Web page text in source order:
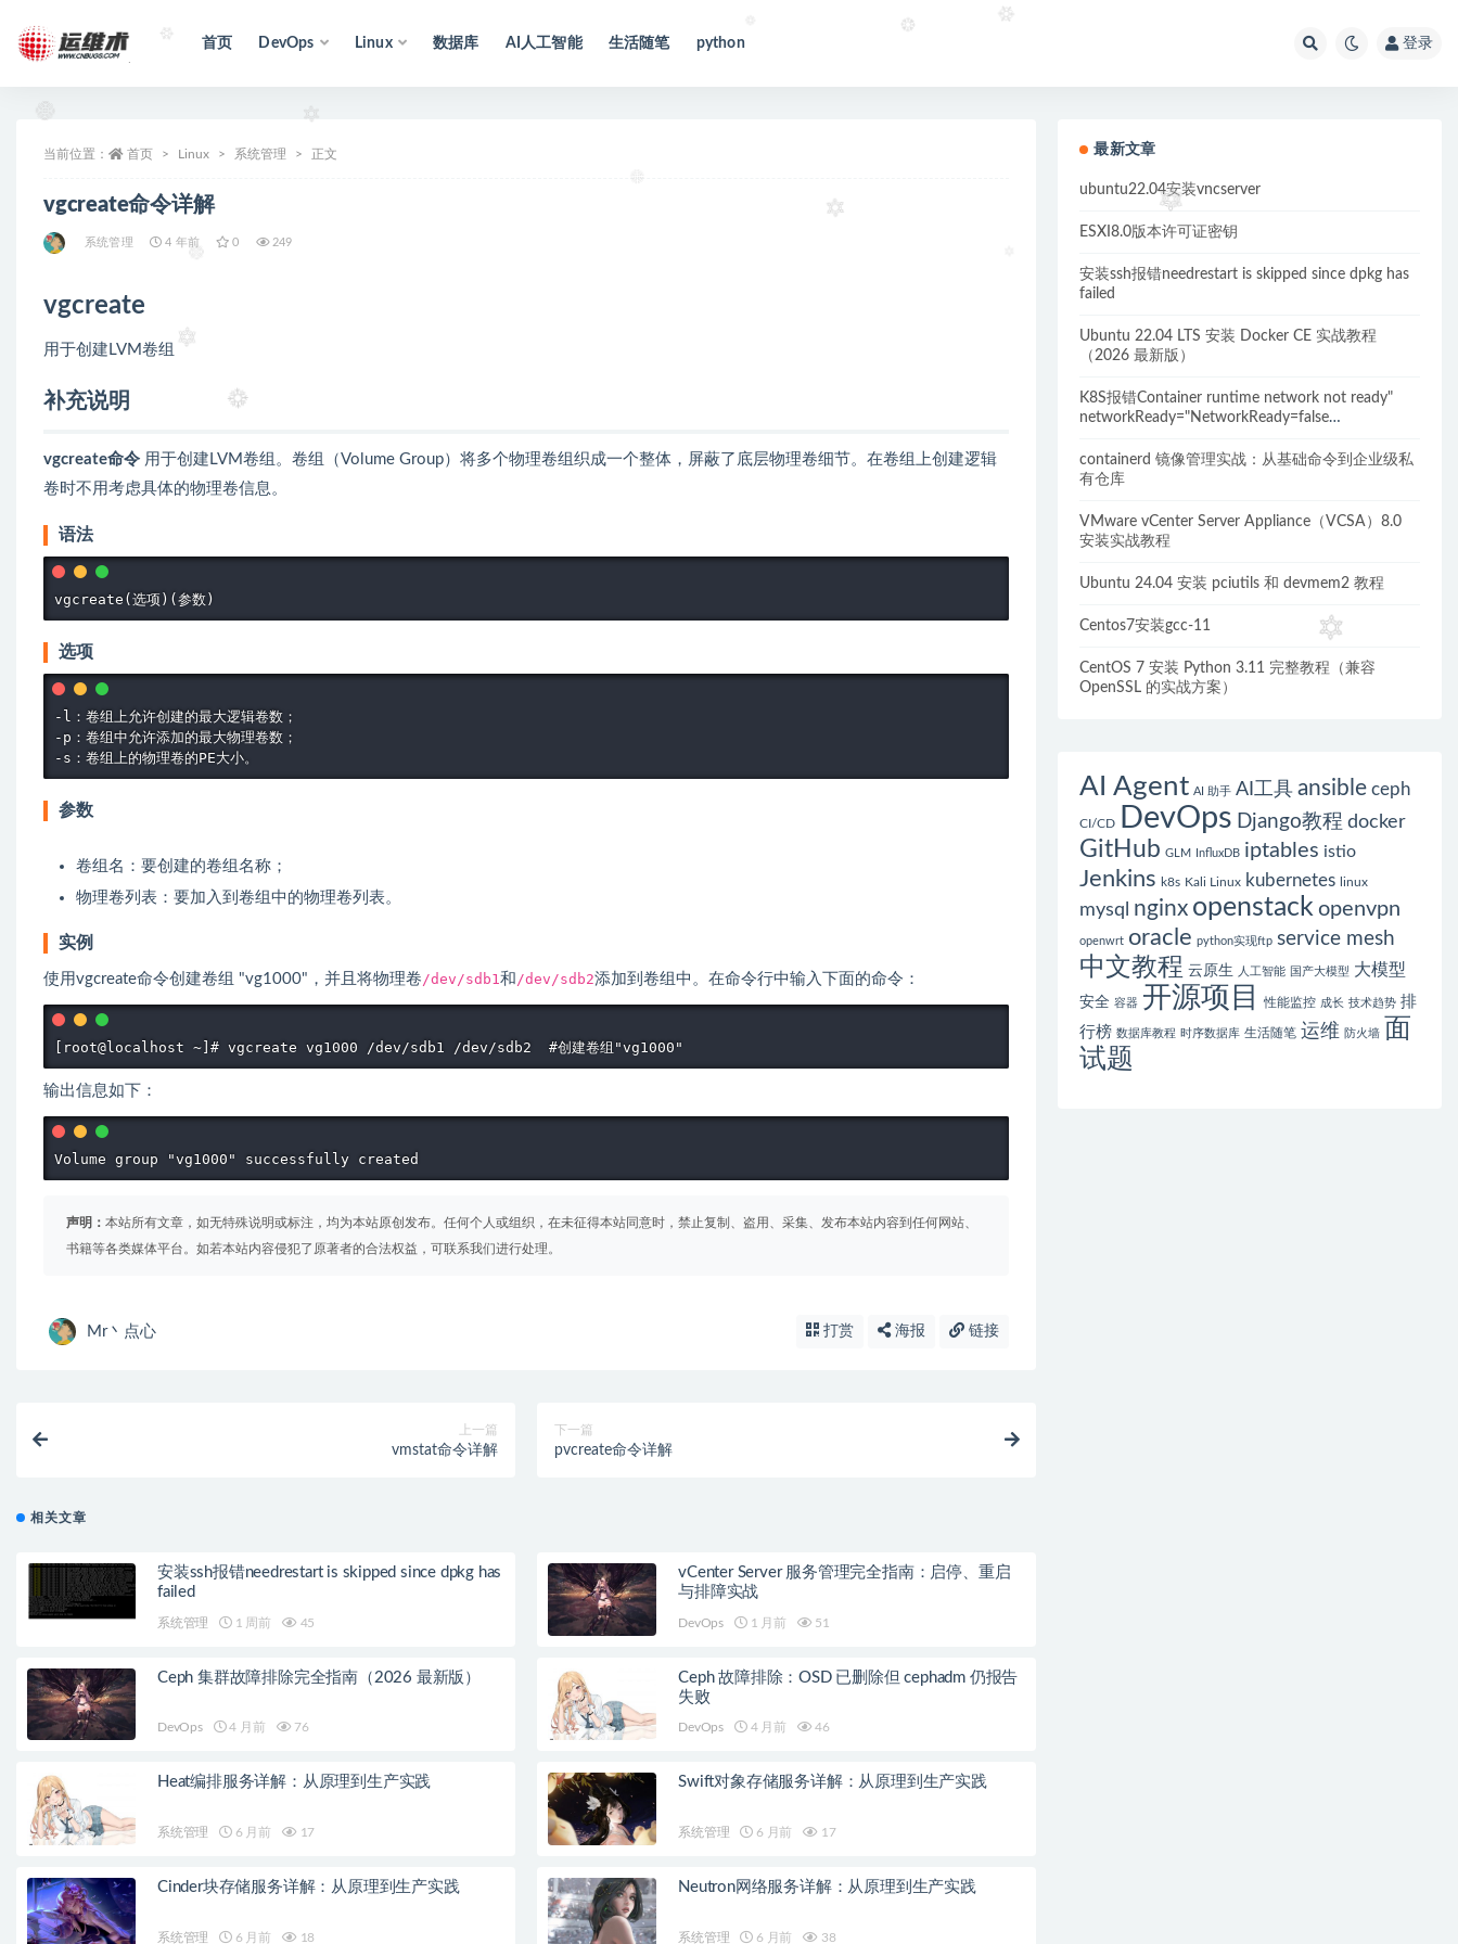
首页 DevOps Linux 数据库 AI人工智能 生活随笔 python 登录
当前位置： 首页 Linux 系统管理 正文
vgcreate命令详解
系统管理 4 年前 0 249
vgcreate
用于创建LVM卷组
补充说明
vgcreate命令 用于创建LVM卷组。卷组（Volume Group）将多个物理卷组织成一个整体，屏蔽了底层物理卷细节。在卷组上创建逻辑
卷时不用考虑具体的物理卷信息。
语法
选项
-l：卷组上允许创建的最大逻辑卷数；
-p：卷组中允许添加的最大物理卷数；
参数
卷组名：要创建的卷组名称；
物理卷列表：要加入到卷组中的物理卷列表。
实例
使用vgcreate命令创建卷组 "vg1000"，并且将物理卷/dev/sdb1和 /dev/sdb2添加到卷组中。在命令行中输入下面的命令：
输出信息如下：
Volume group "vg1000" successfully created
声明： 本站所有文章，如无特殊说明或标注，均为本站原创发布。任何个人或组织，在未征得本站同意时，禁止复制、盗用、采集、发布本站内容到任何网站、
书籍等各类媒体平台。如若本站内容侵犯了原著者的合法权益，可联系我们进行处理。
Mr丶点心 打赏 海报 链接
上一篇
vmstat命令详解
下一篇
pvcreate命令详解
相关文章
安装ssh报错needrestart is skipped since dpkg has
failed
系统管理 1 周前 45
vCenter Server 服务管理完全指南：启停、重启
与排障实战
DevOps 1 月前 51
Ceph 集群故障排除完全指南（2026 最新版）
DevOps 4 月前 76
Ceph 故障排除：OSD 已删除但 cephadm 仍报告
失败
DevOps 4 月前 46
Heat编排服务详解：从原理到生产实践
系统管理 6 月前 17
Swift对象存储服务详解：从原理到生产实践
系统管理 6 月前 17
Cinder块存储服务详解：从原理到生产实践
系统管理 6 月前 18
Neutron网络服务详解：从原理到生产实践
系统管理 6 月前 38
最新文章
ubuntu22.04安装vncserver
ESXI8.0版本许可证密钥
安装ssh报错needrestart is skipped since dpkg has
failed
Ubuntu 22.04 LTS 安装 Docker CE 实战教程
（2026 最新版）
K8S报错Container runtime network not ready"
networkReady="NetworkReady=false
containerd 镜像管理实战：从基础命令到企业级私
有仓库
VMware vCenter Server Appliance（VCSA）8.0
安装实战教程
Ubuntu 24.04 安装 pciutils 和 devmem2 教程
Centos7安装gcc-11
CentOS 7 安装 Python 3.11 完整教程（兼容
OpenSSL 的实战方案）
AI Agent AI 助手 AI工具 ansible ceph
CI/CD DevOps Django教程 docker
GitHub GLM InfluxDB iptables istio
Jenkins k8s Kali Linux kubernetes linux
mysql nginx openstack openvpn
openwrt oracle python实现ftp service mesh
中文教程 云原生 人工智能 国产大模型 大模型
安全 容器 开源项目 性能监控 成长 技术趋势 排
行榜 数据库教程 时序数据库 生活随笔 运维 防火墙 面
试题